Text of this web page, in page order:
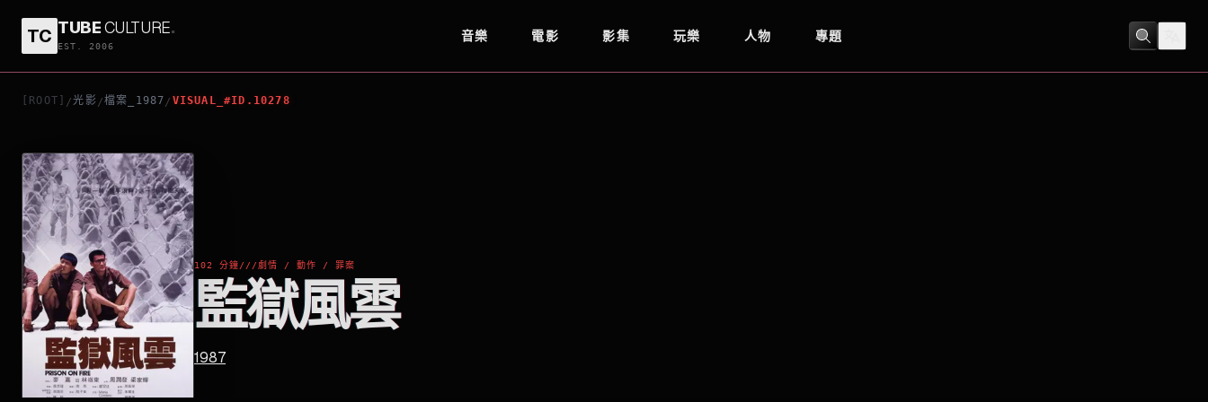
TC TUBECULTURE.
EST. 2006
音樂 電影 影集 玩樂 人物 專題
[ROOT] /光影 /檔案_1987 / VISUAL_#ID.10278
102 分鐘/// 劇情 / 動作 / 罪案
監獄風雲
1987
監獄風雲 劇情/ 動作